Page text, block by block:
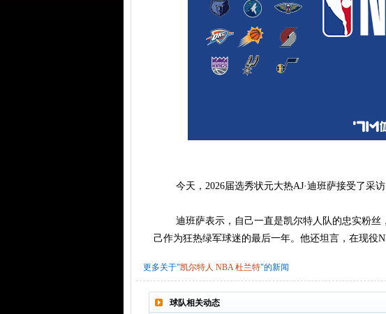
今天，2026届选秀状元大热AJ·迪班萨接受了采访
迪班萨表示，自己一直是凯尔特人队的忠实粉丝
己作为狂热绿军球迷的最后一年。他还坦言，在现役
更多关于"凯尔特人 NBA 杜兰特"的新闻
球队相关动态